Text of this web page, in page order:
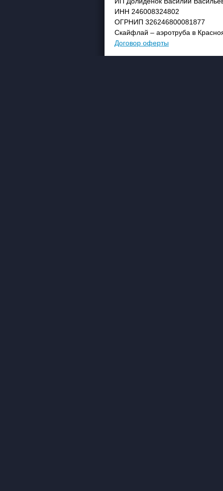
ИНН 246008324802
ОГРНИП 326246800081877
Скайфлай – аэротруба в
Договор оферты